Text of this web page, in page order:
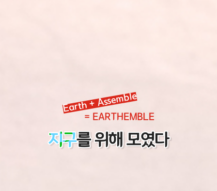
Earth + Assemble
= EARTHEMBLE
지구를 위해 모였다